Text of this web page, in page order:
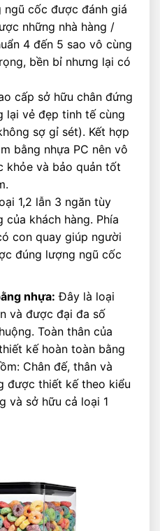
cốc được đánh giá
những nhà hàng /
4 đến 5 sao vô cùng
bền bỉ nhưng lại có
cấp sở hữu chân đứng
lại vẻ đẹp tinh tế cùng
sợ gỉ sét). Kết hợp
bằng nhựa PC nên vô
khỏe và bảo quản tốt
1,2 lẫn 3 ngăn tùy
của khách hàng. Phía
con quay giúp người
đúng lượng ngũ cốc
nhựa: Đây là loại
và được đại đa số
Toàn thân của
kế hoàn toàn bằng
Chân đế, thân và
được thiết kế theo kiểu
và sở hữu cả loại 1